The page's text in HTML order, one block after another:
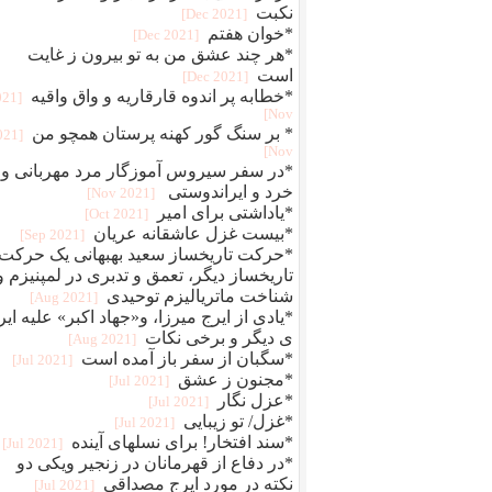
نکبت
[2021 Dec]
*خوان هفتم [2021 Dec]
*هر چند عشق من به تو بیرون ز غایت
است
[2021 Dec]
*خطابه پر اندوه قارقاریه و واق واقیه
Nov]
* بر سنگ گور کهنه پرستان همچو من
Nov]
*در سفر سیروس آموزگار مرد مهربانی و
خرد و ایراندوستی
[2021 Nov]
*یاداشتی برای امیر [2021 Oct]
*بیست غزل عاشقانه عریان [2021 Sep]
*حرکت تاریخساز سعید بهبهانی یک حرکت
تاریخساز دیگر، تعمق و تدبری در لمپنیزم
شناخت ماتریالیزم توحیدی
[2021 Aug]
*یادی از ایرج میرزا، و«جهاد اکبر» علیه
ی دیگر و برخی نکات
[2021 Aug]
*سگبان از سفر باز آمده است [2021 Jul]
*مجنون ز عشق [2021 Jul]
*عزل نگار [2021 Jul]
*غزل/ تو زیبایی [2021 Jul]
*سند افتخار! برای نسلهای آینده [2021 Jul]
*در دفاع از قهرمانان در زنجیر ویکی دو
نکته در مورد ایرج مصداقی
[2021 Jul]